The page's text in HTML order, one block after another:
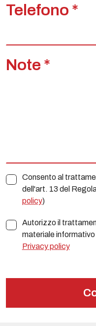
Telefono *
Note *
Consento al
dell'art. 13 del
policy)
Autorizzo il
materiale
Privacy policy